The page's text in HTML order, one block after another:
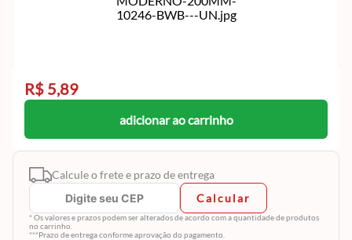
R$ 5,89
adicionar ao carrinho
Calcule o frete e prazo de entrega
Calcular
* Os valores e prazos podem ser alterados de acordo com a quantidade de produtos
no carrinho.
***Prazo de entrega conforme aprovação do pagamento.